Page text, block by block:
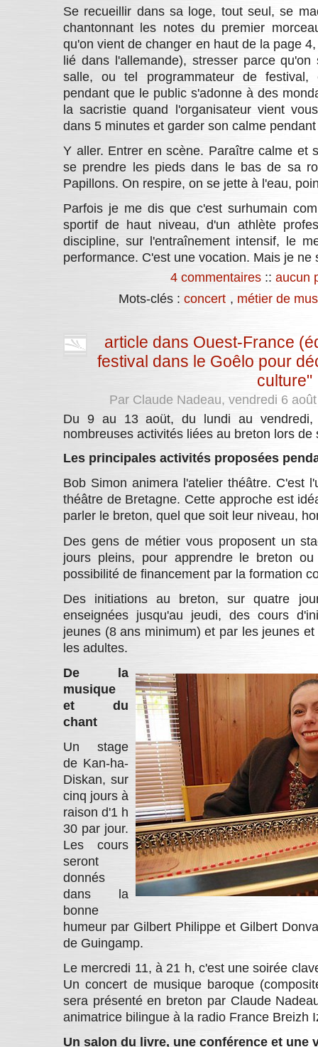
Se recueillir dans sa loge, tout seul, se
chantonnant les notes du premier
qu'on vient de changer en haut de la page
lié dans l'allemande), stresser parce
salle, ou tel programmateur de festival,
pendant que le public s'adonne à des
la sacristie quand l'organisateur vient
dans 5 minutes et garder son calme
Y aller. Entrer en scène. Paraître calme et
se prendre les pieds dans le bas de sa
Papillons. On respire, on se jette à l'eau,
Parfois je me dis que c'est surhumain
sportif de haut niveau, d'un athlète
discipline, sur l'entraînement intensif, le
performance. C'est une vocation. Mais je ne
4 commentaires :: aucun
Mots-clés : concert , métier de
article dans Ouest-France
festival dans le Goêlo pour
culture"
Par Claude Nadeau, vendredi 6
Du 9 au 13 aoüt, du lundi au vendredi,
nombreuses activités liées au breton lors de
Les principales activités proposées
Bob Simon animera l'atelier théâtre. C'est
théâtre de Bretagne. Cette approche est
parler le breton, quel que soit leur niveau,
Des gens de métier vous proposent un
jours pleins, pour apprendre le breton
possibilité de financement par la formation
Des initiations au breton, sur quatre
enseignées jusqu'au jeudi, des cours
jeunes (8 ans minimum) et par les jeunes
les adultes.
De la
musique
et du
chant
Un stage
de Kan-ha-
Diskan, sur
cinq jours à
raison d'1 h
30 par jour.
Les cours
seront
donnés
dans la
bonne
humeur par Gilbert Philippe et Gilbert
de Guingamp.
Le mercredi 11, à 21 h, c'est une soirée
Un concert de musique baroque
sera présenté en breton par Claude
animatrice bilingue à la radio France Breizh
Un salon du livre, une conférence et une